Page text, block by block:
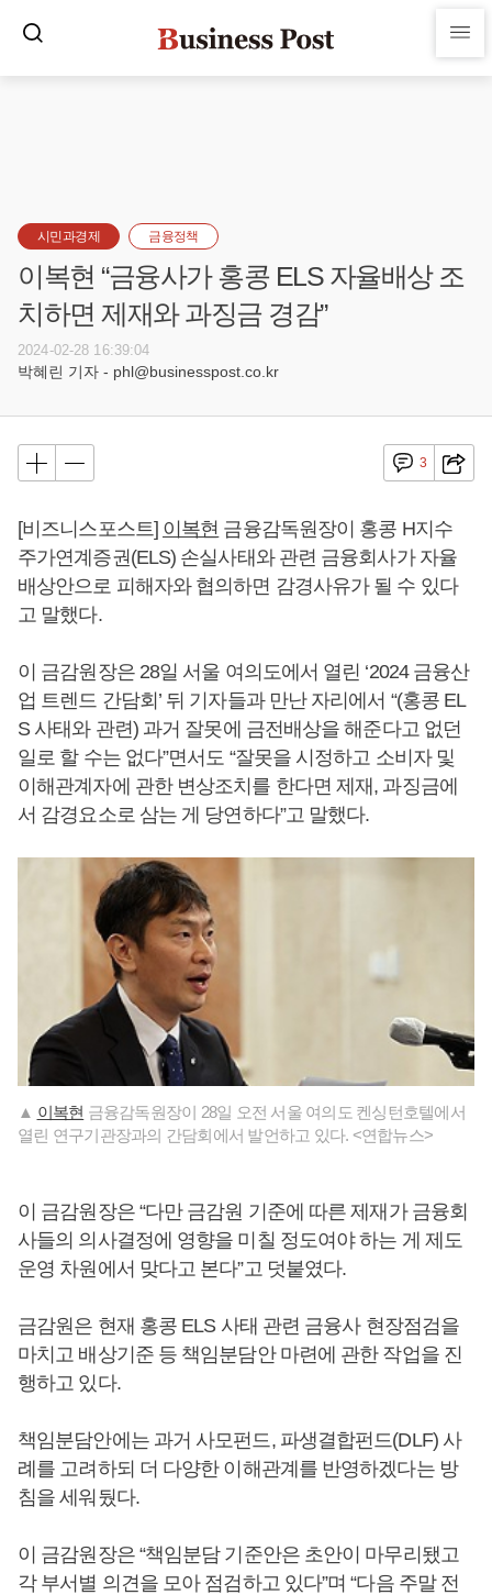
시민과경제 금융정책
이복현 “금융사가 홍콩 ELS 자율배상 조
치하면 제재와 과징금 경감”
2024-02-28 16:39:04
박혜린 기자 - phl@businesspost.co.kr
3
[비즈니스포스트] 이복현 금융감독원장이 홍콩 H지수
주가연계증권(ELS) 손실사태와 관련 금융회사가 자율
배상안으로 피해자와 협의하면 감경사유가 될 수 있다
고 말했다.
이 금감원장은 28일 서울 여의도에서 열린 ‘2024 금융산
업 트렌드 간담회’ 뒤 기자들과 만난 자리에서 “(홍콩 EL
S 사태와 관련) 과거 잘못에 금전배상을 해준다고 없던
일로 할 수는 없다”면서도 “잘못을 시정하고 소비자 및
이해관계자에 관한 변상조치를 한다면 제재, 과징금에
서 감경요소로 삼는 게 당연하다”고 말했다.
▲ 이복현 금융감독원장이 28일 오전 서울 여의도 켄싱턴호텔에서
열린 연구기관장과의 간담회에서 발언하고 있다. <연합뉴스>
이 금감원장은 “다만 금감원 기준에 따른 제재가 금융회
사들의 의사결정에 영향을 미칠 정도여야 하는 게 제도
운영 차원에서 맞다고 본다”고 덧붙였다.
금감원은 현재 홍콩 ELS 사태 관련 금융사 현장점검을
마치고 배상기준 등 책임분담안 마련에 관한 작업을 진
행하고 있다.
책임분담안에는 과거 사모펀드, 파생결합펀드(DLF) 사
례를 고려하되 더 다양한 이해관계를 반영하겠다는 방
침을 세워뒀다.
이 금감원장은 “책임분담 기준안은 초안이 마무리됐고
각 부서별 의견을 모아 점검하고 있다”며 “다음 주말 전